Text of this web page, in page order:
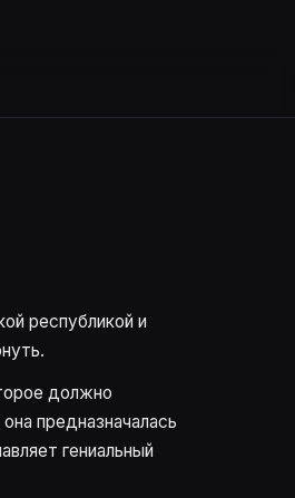
республикой и
должно
предназначалась
гениальный